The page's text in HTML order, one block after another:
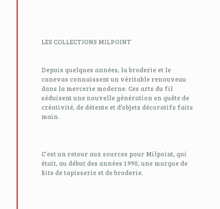
LES COLLECTIONS MILPOINT
Depuis quelques années, la broderie et le
canevas connaissent un véritable renouveau
dans la mercerie moderne. Ces arts du fil
séduisent une nouvelle génération en quête de
créativité, de détente et d’objets décoratifs faits
main.
C’est un retour aux sources pour Milpoint, qui
était, au début des années 1990, une marque de
kits de tapisserie et de broderie.